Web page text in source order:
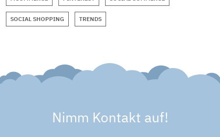
SOCIAL SHOPPING TRENDS
Nimm Kontakt auf!